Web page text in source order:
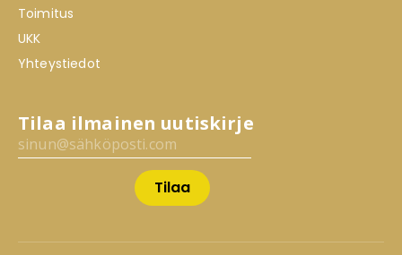
Toimitus
UKK
Yhteystiedot
Tilaa ilmainen uutiskirje
Tilaa